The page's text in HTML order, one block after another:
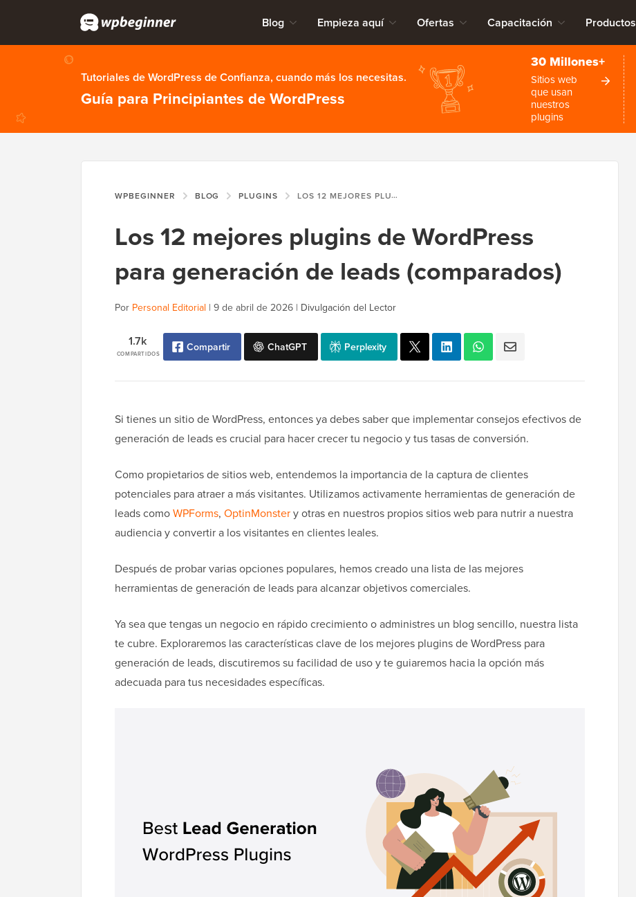
Blog Empieza aquí Ofertas Capacitación Productos
Tutoriales de WordPress de Confianza, cuando más los necesitas.
Guía para Principiantes de WordPress
30 Millones+
Sitios web
que usan
nuestros
plugins
WPBEGINNER BLOG PLUGINS LOS 12 MEJORES PLUGINS DE WORDPRESS PARA GENERACIÓN DE LEADS (COMPARADOS)
Los 12 mejores plugins de WordPress
para generación de leads (comparados)
Por Personal Editorial | 9 de abril de 2026 | Divulgación del Lector
COMPARTIDOS
1.7k Compartir ChatGPT Perplexity
Si tienes un sitio de WordPress, entonces ya debes saber que implementar consejos efectivos de
generación de leads es crucial para hacer crecer tu negocio y tus tasas de conversión.
Como propietarios de sitios web, entendemos la importancia de la captura de clientes
potenciales para atraer a más visitantes. Utilizamos activamente herramientas de generación de
leads comoWPForms, OptinMonstery otras en nuestros propios sitios web para nutrir a nuestra
audiencia y convertir a los visitantes en clientes leales.
Después de probar varias opciones populares, hemos creado una lista de las mejores
herramientas de generación de leads para alcanzar objetivos comerciales.
Ya sea que tengas un negocio en rápido crecimiento o administres un blog sencillo, nuestra lista
te cubre. Exploraremos las características clave de los mejores plugins de WordPress para
generación de leads, discutiremos su facilidad de uso y te guiaremos hacia la opción más
adecuada para tus necesidades específicas.